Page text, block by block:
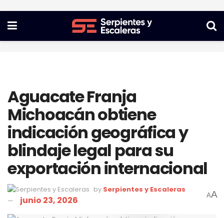
Aguacate Franja
Michoacán obtiene
indicación geográfica y
blindaje legal para su
exportación internacional
by Serpientes y Escaleras
junio 23, 2026 AA